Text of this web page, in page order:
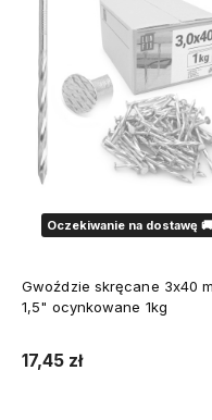
Oczekiwanie na dostawę 🚚
Gwoździe skręcane 3x40
1,5" ocynkowane 1kg
17,45 zł